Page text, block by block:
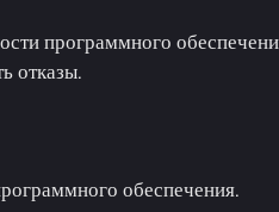
программного
отказы.
обеспечения.